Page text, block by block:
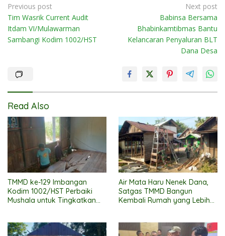
Post
navigation
Previous post
Tim Wasrik Current Audit
Itdam VI/Mulawarman
Sambangi Kodim 1002/HST
Next post
Babinsa Bersama
Bhabinkamtibmas Bantu
Kelancaran Penyaluran BLT
Dana Desa
Read Also
TMMD ke-129 Imbangan
Kodim 1002/HST Perbaiki
Mushala untuk Tingkatkan
Air Mata Haru Nenek Dana,
Satgas TMMD Bangun
Kembali Rumah yang Lebih